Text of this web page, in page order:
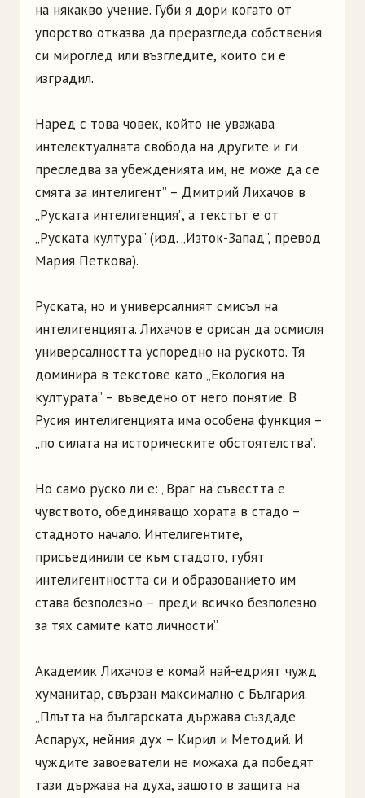
на някакво учение. Губи я дори когато от
упорство отказва да преразгледа собствения
си мироглед или възгледите, които си е
изградил.
Наред с това човек, който не уважава
интелектуалната свобода на другите и ги
преследва за убежденията им, не може да се
смята за интелигент” – Дмитрий Лихачов в
„Руската интелигенция”, а текстът е от
„Руската култура” (изд. „Изток-Запад”, превод
Мария Петкова).
Руската, но и универсалният смисъл на
интелигенцията. Лихачов е орисан да осмисля
универсалността успоредно на руското. Тя
доминира в текстове като „Екология на
културата” – въведено от него понятие. В
Русия интелигенцията има особена функция –
„по силата на историческите обстоятелства”.
Но само руско ли е: „Враг на съвестта е
чувството, обединяващо хората в стадо –
стадното начало. Интелигентите,
присъединили се към стадото, губят
интелигентността си и образованието им
става безполезно – преди всичко безполезно
за тях самите като личности”.
Академик Лихачов е комай най-едрият чужд
хуманитар, свързан максимално с България.
„Плътта на българската държава създаде
Аспарух, нейния дух – Кирил и Методий. И
чуждите завоеватели не можаха да победят
тази държава на духа, защото в защита на